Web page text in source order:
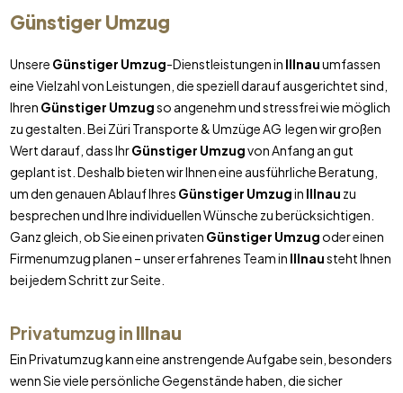
Günstiger Umzug
Unsere Günstiger Umzug-Dienstleistungen in Illnauumfassen
eine Vielzahl von Leistungen, die speziell darauf ausgerichtet sind,
Ihren Günstiger Umzugso angenehm und stressfrei wie möglich
zu gestalten. Bei Züri Transporte & Umzüge AG legen wir großen
Wert darauf, dass IhrGünstiger Umzugvon Anfang an gut
geplant ist. Deshalb bieten wir Ihnen eine ausführliche Beratung,
um den genauen Ablauf Ihres Günstiger Umzugin Illnau zu
besprechen und Ihre individuellen Wünsche zu berücksichtigen.
Ganz gleich, ob Sie einen privaten Günstiger Umzugoder einen
Firmenumzug planen – unser erfahrenes Team in Illnausteht Ihnen
bei jedem Schritt zur Seite.
Privatumzug in Illnau
Ein Privatumzug kann eine anstrengende Aufgabe sein, besonders
wenn Sie viele persönliche Gegenstände haben, die sicher